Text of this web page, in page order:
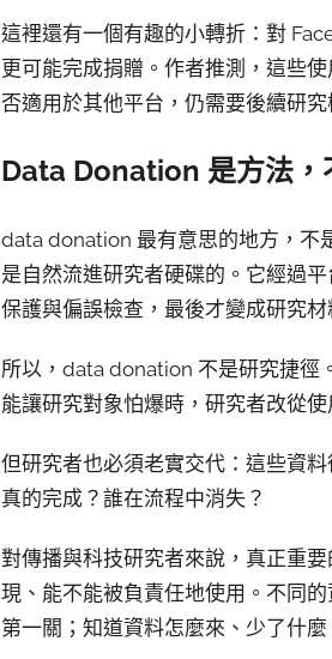
這裡還有一個有趣的小轉折：對
更可能完成捐贈。作者推測，這些
否適用於其他平台，仍需要後續研究
Data Donation 是方法，
data donation 最有意思的地方，不
是自然流進研究者硬碟的。它經過
保護與偏誤檢查，最後才變成研究材
所以，data donation 不是研究捷徑
能讓研究對象怕爆時，研究者改從
但研究者也必須老實交代：這些資
真的完成？誰在流程中消失？
對傳播與科技研究者來說，真正重
現、能不能被負責任地使用。不同
第一關；知道資料怎麼來、少了什